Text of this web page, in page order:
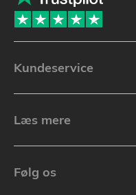
Kundeservice
Læs mere
Følg os